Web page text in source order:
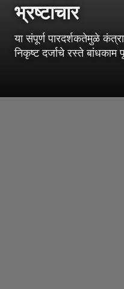
भ्रष्टाचार
या संपूर्ण पारदर्शकतेमुळे
निकृष्ट दर्जाचे रस्ते बांधकाम